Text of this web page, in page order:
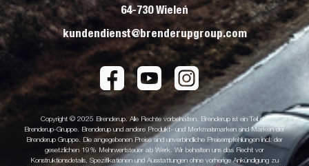
64-730 Wieleń
kundendienst@brenderupgroup.com
Copyright © 2025 Brenderup. Alle Rechte vorbehalten. Brenderup ist ein Teil der
Brenderup-Gruppe. Brenderup und andere Produkt- und Merkmalsmarken sind Marken der
Brenderup Gruppe. Die angegebenen Preise sind unverbindliche Preisempfehlungen incl. der
gesetzlichen 19% Mehrwertsteuer ab Werk. Wir behalten uns das Recht vor
Konstruktionsdetails, Spezifikationen und Ausstattungen ohne vorherige Ankündigung zu